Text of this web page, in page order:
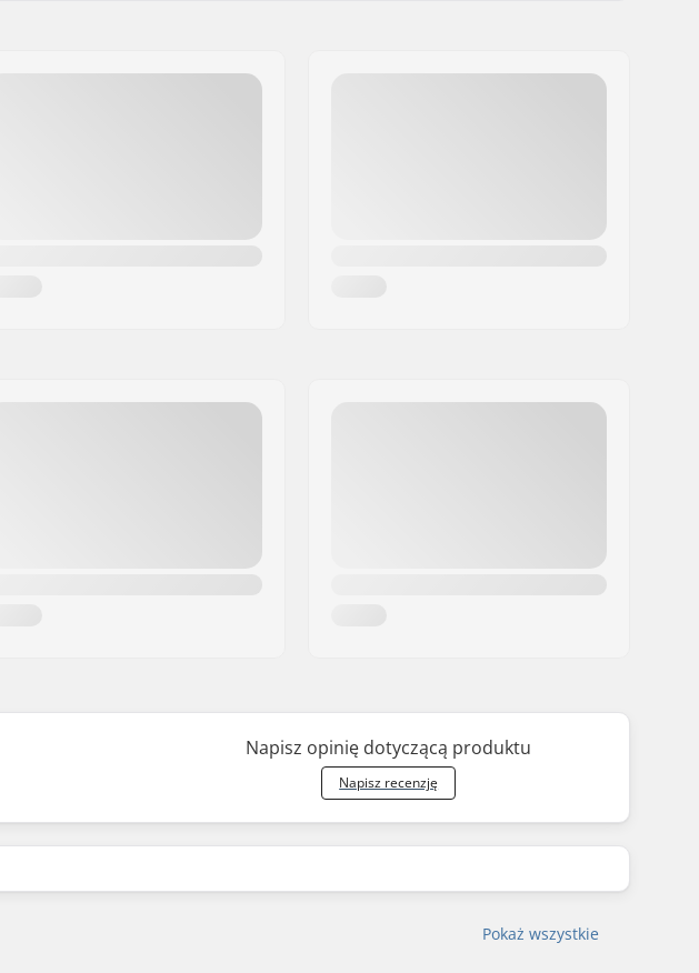
Napisz opinię dotyczącą produktu
Napisz recenzję
Pokaż wszystkie